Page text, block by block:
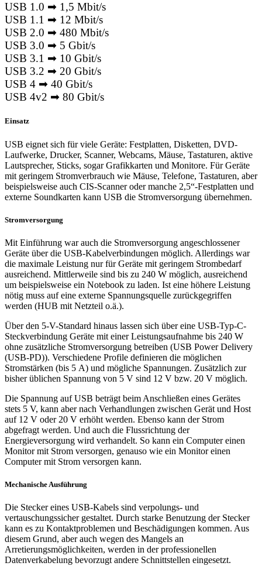
USB 1.0 ➡ 1,5 Mbit/s
USB 1.1 ➡ 12 Mbit/s
USB 2.0 ➡ 480 Mbit/s
USB 3.0 ➡ 5 Gbit/s
USB 3.1 ➡ 10 Gbit/s
USB 3.2 ➡ 20 Gbit/s
USB 4 ➡ 40 Gbit/s
USB 4v2 ➡ 80 Gbit/s
Einsatz
USB eignet sich für viele Geräte: Festplatten, Disketten, DVD-
Laufwerke, Drucker, Scanner, Webcams, Mäuse, Tastaturen, aktive
Lautsprecher, Sticks, sogar Grafikkarten und Monitore. Für Geräte
mit geringem Stromverbrauch wie Mäuse, Telefone, Tastaturen, aber
beispielsweise auch CIS-Scanner oder manche 2,5“-Festplatten und
externe Soundkarten kann USB die Stromversorgung übernehmen.
Stromversorgung
Mit Einführung war auch die Stromversorgung angeschlossener
Geräte über die USB-Kabelverbindungen möglich. Allerdings war
die maximale Leistung nur für Geräte mit geringem Strombedarf
ausreichend. Mittlerweile sind bis zu 240 W möglich, ausreichend
um beispielsweise ein Notebook zu laden. Ist eine höhere Leistung
nötig muss auf eine externe Spannungsquelle zurückgegriffen
werden (HUB mit Netzteil o.ä.).
Über den 5-V-Standard hinaus lassen sich über eine USB-Typ-C-
Steckverbindung Geräte mit einer Leistungsaufnahme bis 240 W
ohne zusätzliche Stromversorgung betreiben (USB Power Delivery
(USB-PD)). Verschiedene Profile definieren die möglichen
Stromstärken (bis 5 A) und mögliche Spannungen. Zusätzlich zur
bisher üblichen Spannung von 5 V sind 12 V bzw. 20 V möglich.
Die Spannung auf USB beträgt beim Anschließen eines Gerätes
stets 5 V, kann aber nach Verhandlungen zwischen Gerät und Host
auf 12 V oder 20 V erhöht werden. Ebenso kann der Strom
abgefragt werden. Und auch die Flussrichtung der
Energieversorgung wird verhandelt. So kann ein Computer einen
Monitor mit Strom versorgen, genauso wie ein Monitor einen
Computer mit Strom versorgen kann.
Mechanische Ausführung
Die Stecker eines USB-Kabels sind verpolungs- und
vertauschungssicher gestaltet. Durch starke Benutzung der Stecker
kann es zu Kontaktproblemen und Beschädigungen kommen. Aus
diesem Grund, aber auch wegen des Mangels an
Arretierungsmöglichkeiten, werden in der professionellen
Datenverkabelung bevorzugt andere Schnittstellen eingesetzt.